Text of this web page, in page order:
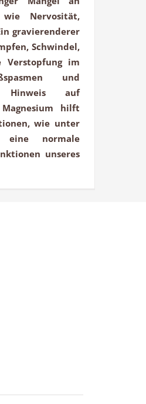
Nervosität,
gravierenderer
Schwindel,
im
und
Hinweis auf
hilft
wie unter
eine normale
unseres